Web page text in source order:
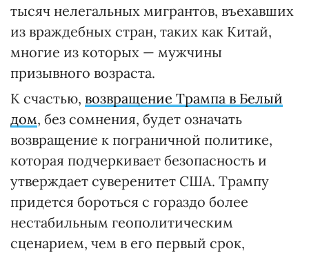
тысяч нелегальных мигрантов, въехавших
из враждебных стран, таких как Китай,
многие из которых — мужчины
призывного возраста.
К счастью, возвращение Трампа в Белый
дом, без сомнения, будет означать
возвращение к пограничной политике,
которая подчеркивает безопасность и
утверждает суверенитет США. Трампу
придется бороться с гораздо более
нестабильным геополитическим
сценарием, чем в его первый срок,